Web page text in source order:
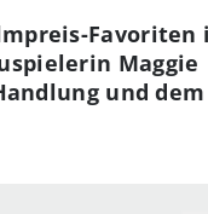
Favoriten
Maggie
und dem